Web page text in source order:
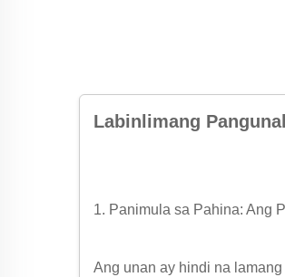
Labinlimang
1. Panimula sa Pahina: Ang
Ang unan ay hindi na